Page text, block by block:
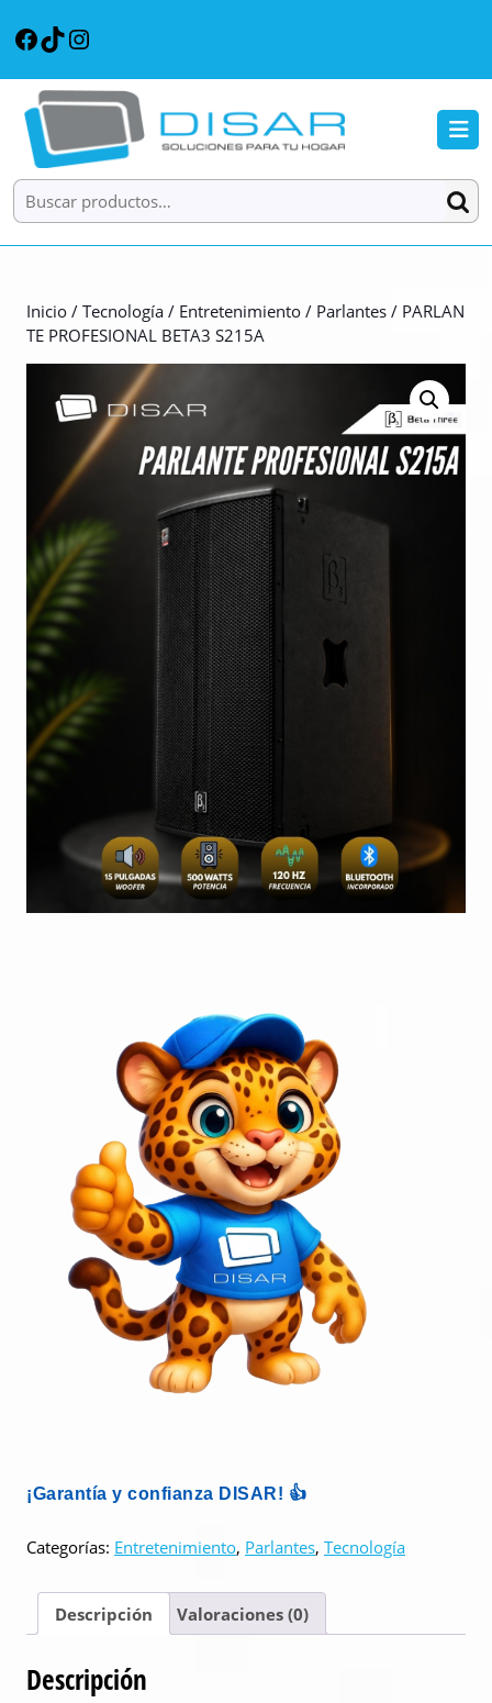
contenido
Facebook
TikTokInstagram
Buscar por:
Inicio / Tecnología / Entretenimiento / Parlantes / PARLAN
TE PROFESIONAL BETA3 S215A
¡Garantía y confianza DISAR! 👍
Categorías: Entretenimiento, Parlantes, Tecnología
Descripción Valoraciones (0)
Descripción